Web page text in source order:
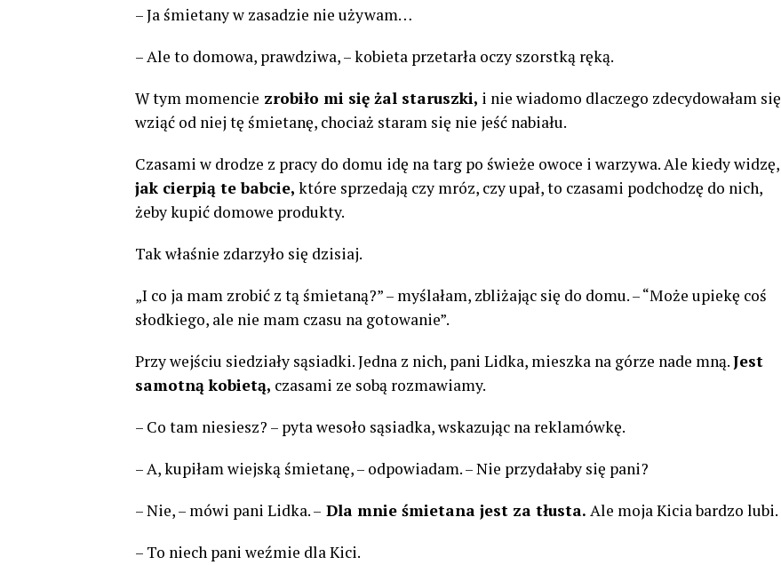
– Ja śmietany w zasadzie nie używam…
– Ale to domowa, prawdziwa, – kobieta przetarła oczy szorstką ręką.
W tym momencie zrobiło mi się żal staruszki, i nie wiadomo dlaczego zdecydowałam się
wziąć od niej tę śmietanę, chociaż staram się nie jeść nabiału.
Czasami w drodze z pracy do domu idę na targ po świeże owoce i warzywa. Ale kiedy widzę,
jak cierpią te babcie, które sprzedają czy mróz, czy upał, to czasami podchodzę do nich,
żeby kupić domowe produkty.
Tak właśnie zdarzyło się dzisiaj.
„I co ja mam zrobić z tą śmietaną?” – myślałam, zbliżając się do domu. – “Może upiekę coś
słodkiego, ale nie mam czasu na gotowanie”.
Przy wejściu siedziały sąsiadki. Jedna z nich, pani Lidka, mieszka na górze nade mną.Jest
samotną kobietą, czasami ze sobą rozmawiamy.
– Co tam niesiesz? – pyta wesoło sąsiadka, wskazując na reklamówkę.
– A, kupiłam wiejską śmietanę, – odpowiadam. – Nie przydałaby się pani?
– Nie, – mówi pani Lidka. – Dla mnie śmietana jest za tłusta. Ale moja Kicia bardzo lubi.
– To niech pani weźmie dla Kici.